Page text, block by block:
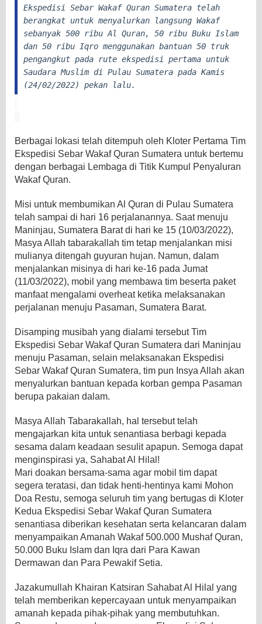
Ekspedisi Sebar Wakaf Quran Sumatera telah
berangkat untuk menyalurkan langsung Wakaf
sebanyak 500 ribu Al Quran, 50 ribu Buku Islam
dan 50 ribu Iqro menggunakan bantuan 50 truk
pengangkut pada rute ekspedisi pertama untuk
Saudara Muslim di Pulau Sumatera pada Kamis
(24/02/2022) pekan lalu.
Berbagai lokasi telah ditempuh oleh Kloter Pertama Tim
Ekspedisi Sebar Wakaf Quran Sumatera untuk bertemu
dengan berbagai Lembaga di Titik Kumpul Penyaluran
Wakaf Quran.
Misi untuk membumikan Al Quran di Pulau Sumatera
telah sampai di hari 16 perjalanannya. Saat menuju
Maninjau, Sumatera Barat di hari ke 15 (10/03/2022),
Masya Allah tabarakallah tim tetap menjalankan misi
mulianya ditengah guyuran hujan. Namun, dalam
menjalankan misinya di hari ke-16 pada Jumat
(11/03/2022), mobil yang membawa tim beserta paket
manfaat mengalami overheat ketika melaksanakan
perjalanan menuju Pasaman, Sumatera Barat.
Disamping musibah yang dialami tersebut Tim
Ekspedisi Sebar Wakaf Quran Sumatera dari Maninjau
menuju Pasaman, selain melaksanakan Ekspedisi
Sebar Wakaf Quran Sumatera, tim pun Insya Allah akan
menyalurkan bantuan kepada korban gempa Pasaman
berupa pakaian dalam.
Masya Allah Tabarakallah, hal tersebut telah
mengajarkan kita untuk senantiasa berbagi kepada
sesama dalam keadaan sesulit apapun. Semoga dapat
menginspirasi ya, Sahabat Al Hilal!
Mari doakan bersama-sama agar mobil tim dapat
segera teratasi, dan tidak henti-hentinya kami Mohon
Doa Restu, semoga seluruh tim yang bertugas di Kloter
Kedua Ekspedisi Sebar Wakaf Quran Sumatera
senantiasa diberikan kesehatan serta kelancaran dalam
menyampaikan Amanah Wakaf 500.000 Mushaf Quran,
50.000 Buku Islam dan Iqra dari Para Kawan
Dermawan dan Para Pewakif Setia.
Jazakumullah Khairan Katsiran Sahabat Al Hilal yang
telah memberikan kepercayaan untuk menyampaikan
amanah kepada pihak-pihak yang membutuhkan.